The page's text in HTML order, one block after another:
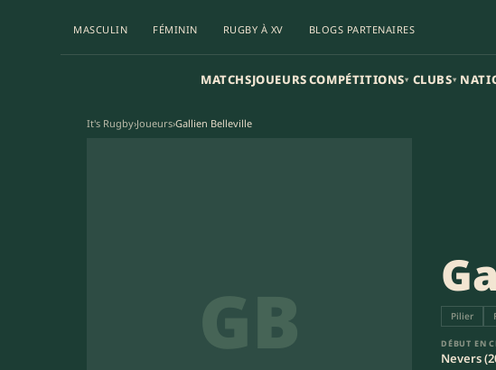
MASCULIN FÉMININ RUGBY À XV BLOGS PARTENAIRES
MATCHSJOUEURSCOMPÉTITIONS▾ CLUBS▾
It's Rugby›Joueurs›Gallien Belleville
GB Pilier
DÉBUT EN
Nevers